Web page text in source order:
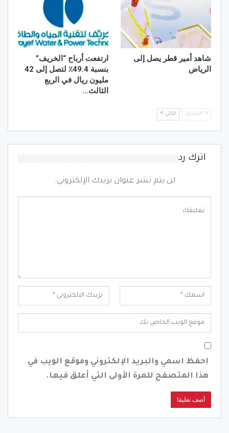
شاهد أمير قطر يصل إلى
الرياض
ارتفعت أرباح “الخريف”
بنسبة 49.4٪ لتصل إلى 42
مليون ريال في الربع
الثالث…
السابق التالي
اترك رد
لن يتم نشر عنوان بريدك الإلكتروني.
احفظ اسمي والبريد الإلكتروني وموقع الويب في
هذا المتصفح للمرة الأولى التي أعلق فيها.